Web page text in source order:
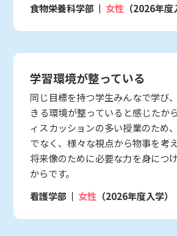
食物栄養科学部
女性 （2026年度
学習環境が整っている
同じ目標を持つ学生みんなで学び
きる環境が整っていると感じたか
ィスカッションの多い授業のため
でなく、様々な視点から物事を考
将来像のために必要な力を身につ
からです。
看護学部
女性 （2026年度入学）